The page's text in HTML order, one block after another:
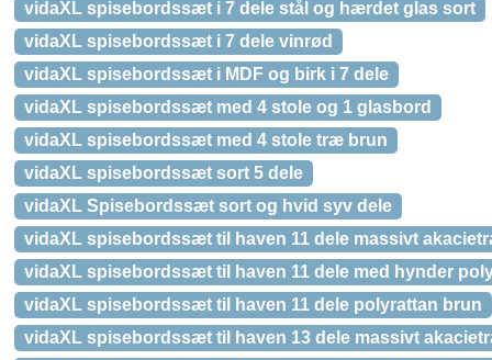
vidaXL spisebordssæt i 7 dele stål og hærdet glas sort
vidaXL spisebordssæt i 7 dele vinrød
vidaXL spisebordssæt i MDF og birk i 7 dele
vidaXL spisebordssæt med 4 stole og 1 glasbord
vidaXL spisebordssæt med 4 stole træ brun
vidaXL spisebordssæt sort 5 dele
vidaXL Spisebordssæt sort og hvid syv dele
vidaXL spisebordssæt til haven 11 dele massivt
vidaXL spisebordssæt til haven 11 dele med hynder
vidaXL spisebordssæt til haven 11 dele polyrattan brun
vidaXL spisebordssæt til haven 13 dele massivt